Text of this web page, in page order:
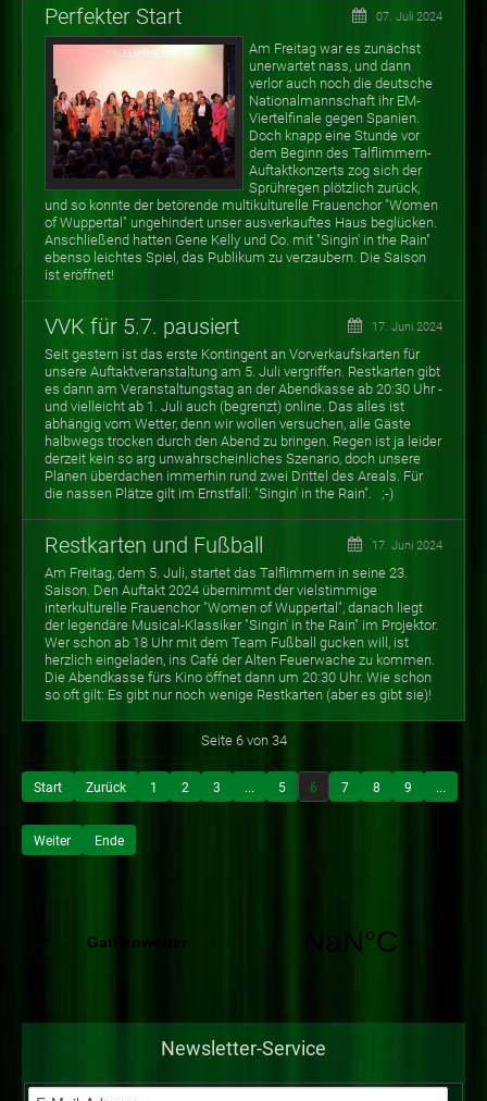
Perfekter Start 07. Juli 2024
Am Freitag war es zunächst
unerwartet nass, und dann
verlor auch noch die deutsche
Nationalmannschaft ihr EM-
Viertelfinale gegen Spanien.
Doch knapp eine Stunde vor
dem Beginn des Talflimmern-
Auftaktkonzerts zog sich der
Sprühregen plötzlich zurück,
und so konnte der betörende multikulturelle Frauenchor "Women
of Wuppertal" ungehindert unser ausverkauftes Haus beglücken.
Anschließend hatten Gene Kelly und Co. mit "Singin' in the Rain"
ebenso leichtes Spiel, das Publikum zu verzaubern. Die Saison
ist eröffnet!
VVK für 5.7. pausiert 17. Juni 2024
Seit gestern ist das erste Kontingent an Vorverkaufskarten für
unsere Auftaktveranstaltung am 5. Juli vergriffen. Restkarten gibt
es dann am Veranstaltungstag an der Abendkasse ab 20:30 Uhr -
und vielleicht ab 1. Juli auch (begrenzt) online. Das alles ist
abhängig vom Wetter, denn wir wollen versuchen, alle Gäste
halbwegs trocken durch den Abend zu bringen. Regen ist ja leider
derzeit kein so arg unwahrscheinliches Szenario, doch unsere
Planen überdachen immerhin rund zwei Drittel des Areals. Für
die nassen Plätze gilt im Ernstfall: "Singin' in the Rain". ;-)
Restkarten und Fußball 17. Juni 2024
Am Freitag, dem 5. Juli, startet das Talflimmern in seine 23.
Saison. Den Auftakt 2024 übernimmt der vielstimmige
interkulturelle Frauenchor "Women of Wuppertal", danach liegt
der legendäre Musical-Klassiker "Singin' in the Rain" im Projektor.
Wer schon ab 18 Uhr mit dem Team Fußball gucken will, ist
herzlich eingeladen, ins Café der Alten Feuerwache zu kommen.
Die Abendkasse fürs Kino öffnet dann um 20:30 Uhr. Wie schon
so oft gilt: Es gibt nur noch wenige Restkarten (aber es gibt sie)!
Seite 6 von 34
Start Zurück 1 2 3 ... 5 6 7 8 9 ...
Weiter Ende
Newsletter-Service